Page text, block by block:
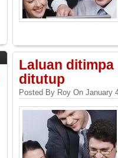
Laluan
ditutup
Posted By Roy On January